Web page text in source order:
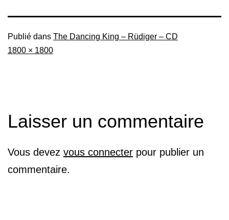
Publié dans The Dancing King – Rüdiger – CD
Taille
1800 × 1800
Laisser un commentaire
Vous devez vous connecter pour publier un
commentaire.